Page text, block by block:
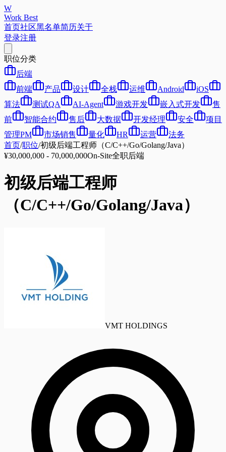
W
Work Best
首页社区黑名单简历关于
登录注册
职位分类
后端
前端
产品 设计 全栈 运维 Android
iOS
算法
测试QA AI-Agent 游戏开发 嵌入式开发
售
前
智能合约 售后 大数据 开发经理 安全
项目
管理PM
市场销售 量化 HR 运营
法务
首页/职位/初级后端工程师（C/C++/Go/Golang/Java）
¥30,000,000 - 70,000,000On-Site全职后端
初级后端工程师
（C/C++/Go/Golang/Java）
VMT HOLDINGS